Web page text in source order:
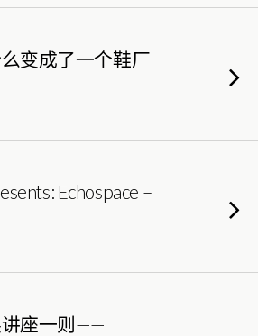
变成了一个鞋厂
Echospace –
座一则——